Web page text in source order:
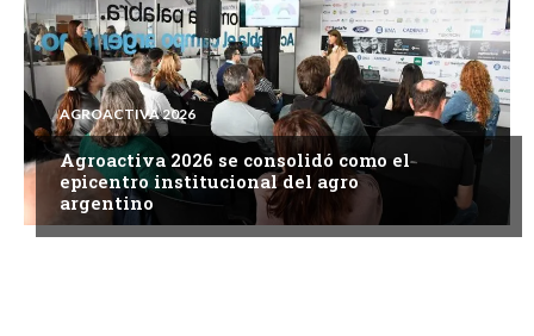
AGROACTIVA 2026
Agroactiva 2026 se consolidó como el
epicentro institucional del agro
argentino